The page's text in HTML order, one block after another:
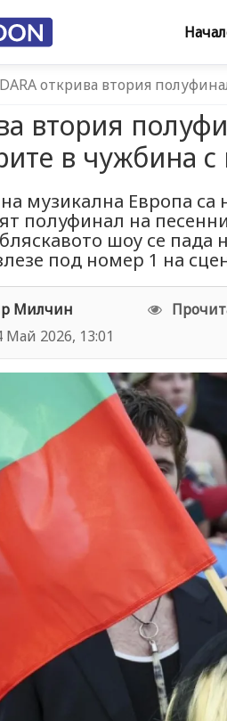
DARA открива втория
втория
в чужбина
музикална Европа
полуфинал на
шоу се пада
под номер 1 на
Милчин
Май 2026, 13:01